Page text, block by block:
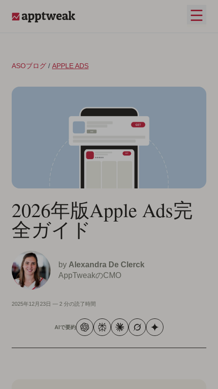
メイ
ASOブログ / APPLE ADS
2026年版Apple Ads完
全ガイド
by Alexandra De Clerck
AppTweakのCMO
2025年12月23日 — 2 分の読了時間
AIで要約